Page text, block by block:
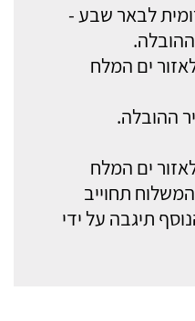
לבאר שבע -
ים המלח
ההובלה.
ים המלח
תחוייב
תיגבה על ידי